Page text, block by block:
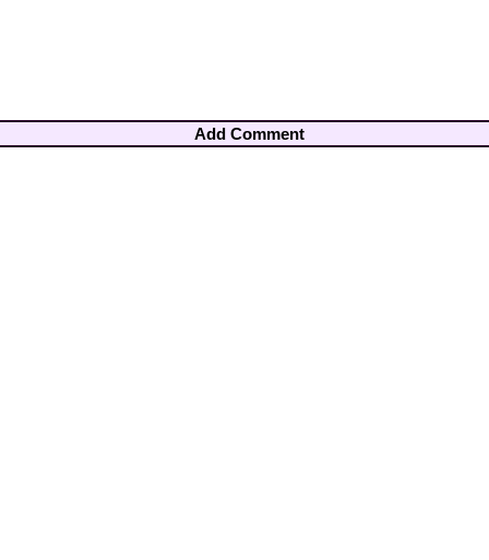
Add Comment